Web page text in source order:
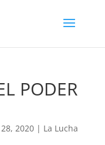
PODER
2020| La Lucha